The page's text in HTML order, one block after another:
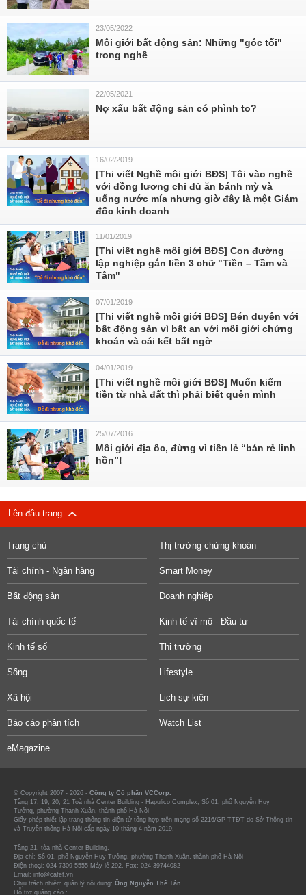
23/05/2022
Môi giới bất động sản: Những "góc tối"
trong nghề
22/05/2021
Nợ xấu bất động sản có phình to?
16/02/2019
[Thi viết Nghề môi giới BĐS] Tôi vào nghề
với đồng lương chỉ đủ ăn bánh mỳ và
uống nước mía nhưng giờ đây là một Giám
đốc kinh doanh
11/01/2019
[Thi viết nghề môi giới BĐS] Con đường
lập nghiệp gắn liền 3 chữ "Tiền – Tầm và
Tâm"
07/01/2019
[Thi viết nghề môi giới BĐS] Bén duyên với
bất động sản vì bất an với môi giới chứng
khoán và cái kết bất ngờ
04/01/2019
[Thi viết nghề môi giới BĐS] Muốn kiếm
tiền từ nhà đất thì phải biết quên mình
25/07/2016
Môi giới địa ốc, đừng vì tiền lẻ “bán rẻ linh
hồn”!
Lên đầu trang
Trang chủ Thị trường chứng khoán
Tài chính - Ngân hàng Smart Money
Bất động sản Doanh nghiệp
Tài chính quốc tế Kinh tế vĩ mô - Đầu tư
Kinh tế số Thị trường
Sống Lifestyle
Xã hội Lịch sự kiện
Báo cáo phân tích Watch List
eMagazine
© Copyright 2007 - 2026 - Công ty Cổ phần VCCorp.
Tầng 17, 19, 20, 21 Toà nhà Center Building - Hapulico Complex, Số 01, phố Nguyễn Huy
Tưởng, phường Thanh Xuân, thành phố Hà Nội
Giấy phép thiết lập trang thông tin điện tử tổng hợp trên mạng số 2216/GP-TTĐT do Sở Thông tin
và Truyền thông Hà Nội cấp ngày 10 tháng 4 năm 2019.
Tầng 21, tòa nhà Center Building.
Địa chỉ: Số 01, phố Nguyễn Huy Tưởng, phường Thanh Xuân, thành phố Hà Nội
Điện thoại: 024 7309 5555 Máy lẻ 292. Fax: 024-39744082
Email: info@cafef.vn
Chịu trách nhiệm quản lý nội dung: Ông Nguyễn Thế Tân
Hỗ trợ quảng cáo :